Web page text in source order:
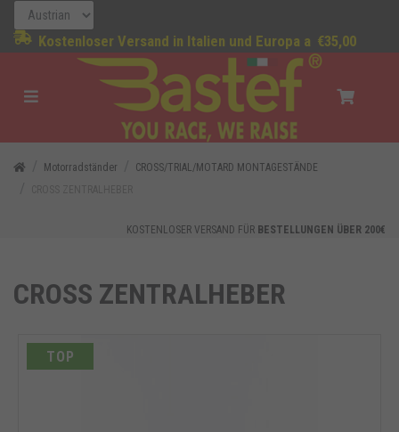
Kostenloser Versand in Italien und Europa a €35,00
Motorradständer
CROSS/TRIAL/MOTARD MONTAGESTÄNDE
KOSTENLOSER VERSAND FÜR BESTELLUNGEN ÜBER 200€
CROSS ZENTRALHEBER
TOP